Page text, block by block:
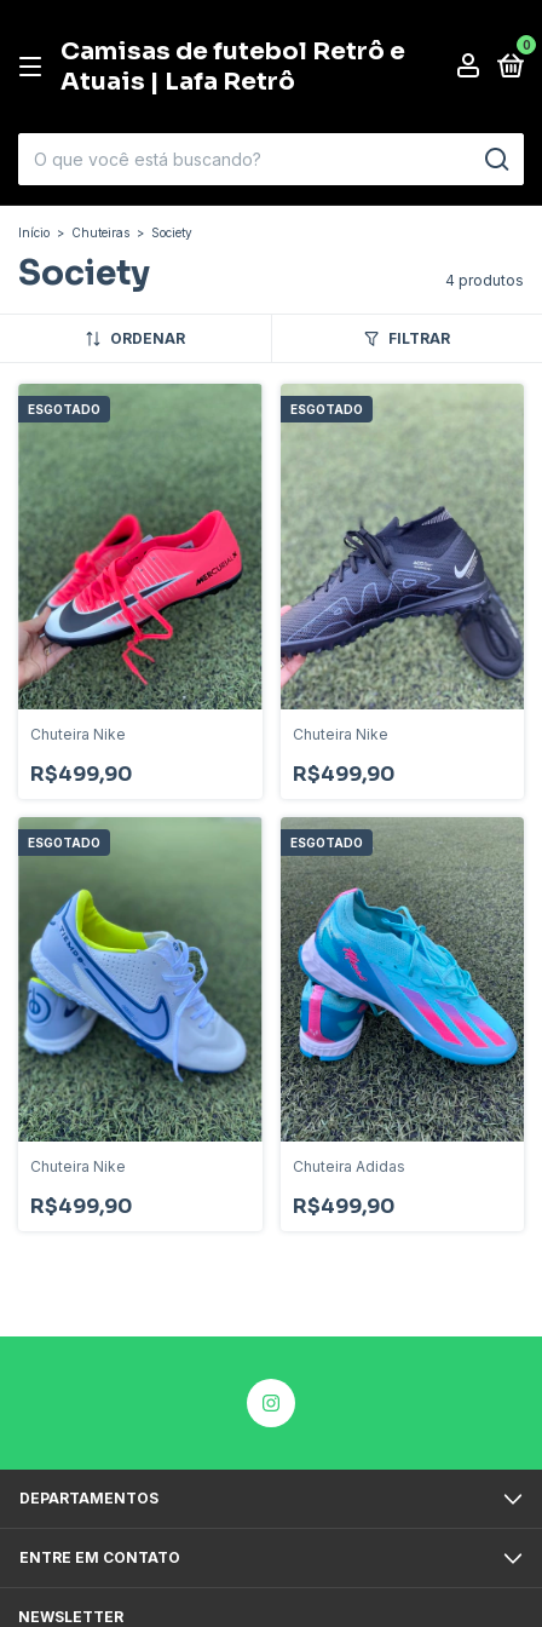
Camisas de futebol Retrô e
Atuais | Lafa Retrô
0
Início > Chuteiras > Society
Society 4 produtos
ORDENAR FILTRAR
ESGOTADO
Chuteira Nike
R$499,90
ESGOTADO
Chuteira Nike
R$499,90
ESGOTADO
Chuteira Nike
R$499,90
ESGOTADO
Chuteira Adidas
R$499,90
DEPARTAMENTOS
ENTRE EM CONTATO
NEWSLETTER